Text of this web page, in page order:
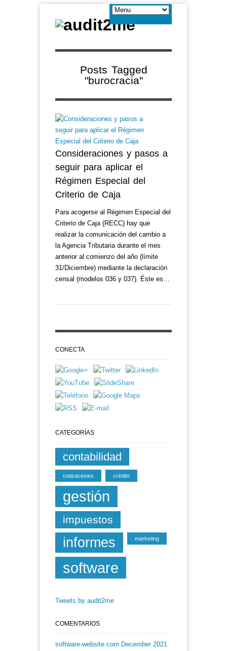
Posts Tagged
"burocracia"
Consideraciones y pasos a
seguir para aplicar el
Régimen Especial del
Criterio de Caja
Para acogerse al Régimen Especial del
Criterio de Caja (RECC) hay que
realizar la comunicación del cambio a
la Agencia Tributaria durante el mes
anterior al comienzo del año (límite
31/Diciembre) mediante la declaración
censal (modelos 036 y 037). Éste es…
CONECTA
CATEGORÍAS
contabilidad
cotizaciones crédito
gestión
impuestos
informes marketing
software
Tweets by audit2me
COMENTARIOS
software-website.com December 2021